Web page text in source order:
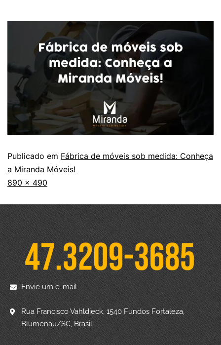
Publicado em Fábrica de móveis sob medida: Conheça
a Miranda Móveis!
890 × 490
Envie um e-mail
Rua Francisco Vahldieck, 1540 Fundos Fortaleza,
Blumenau/SC, Brasil.